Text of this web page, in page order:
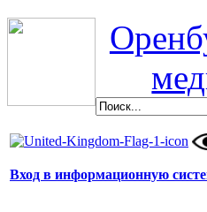
Вход в информационную